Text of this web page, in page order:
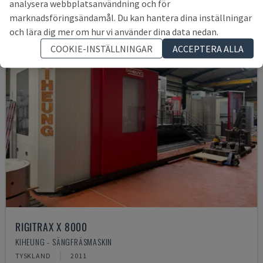
RIGITRAX X 8000
KIHEUNG - SÄNGFRÄSMASKIN
TYSKLAND 2011
analysera webbplatsanvändning och för
marknadsföringsändamål. Du kan hantera dina inställningar
och lära dig mer om hur vi använder dina data nedan.
COOKIE-INSTÄLLNINGAR
ACCEPTERA ALLA